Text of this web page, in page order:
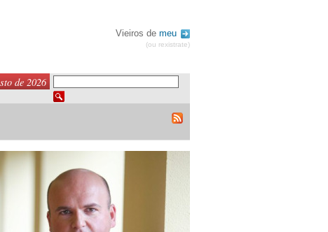
Vieiros de meu
(ou rexistrate)
de 2026